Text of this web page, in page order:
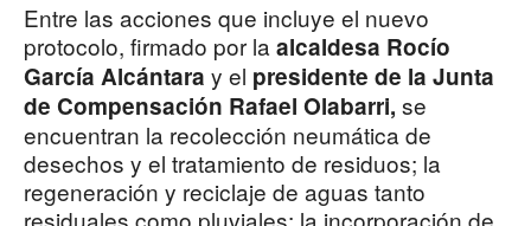
Entre las acciones que incluye el nuevo
protocolo, firmado por la alcaldesa Rocío
García Alcántara y el presidente de la Junta
de Compensación Rafael Olabarri, se
encuentran la recolección neumática de
desechos y el tratamiento de residuos; la
regeneración y reciclaje de aguas tanto